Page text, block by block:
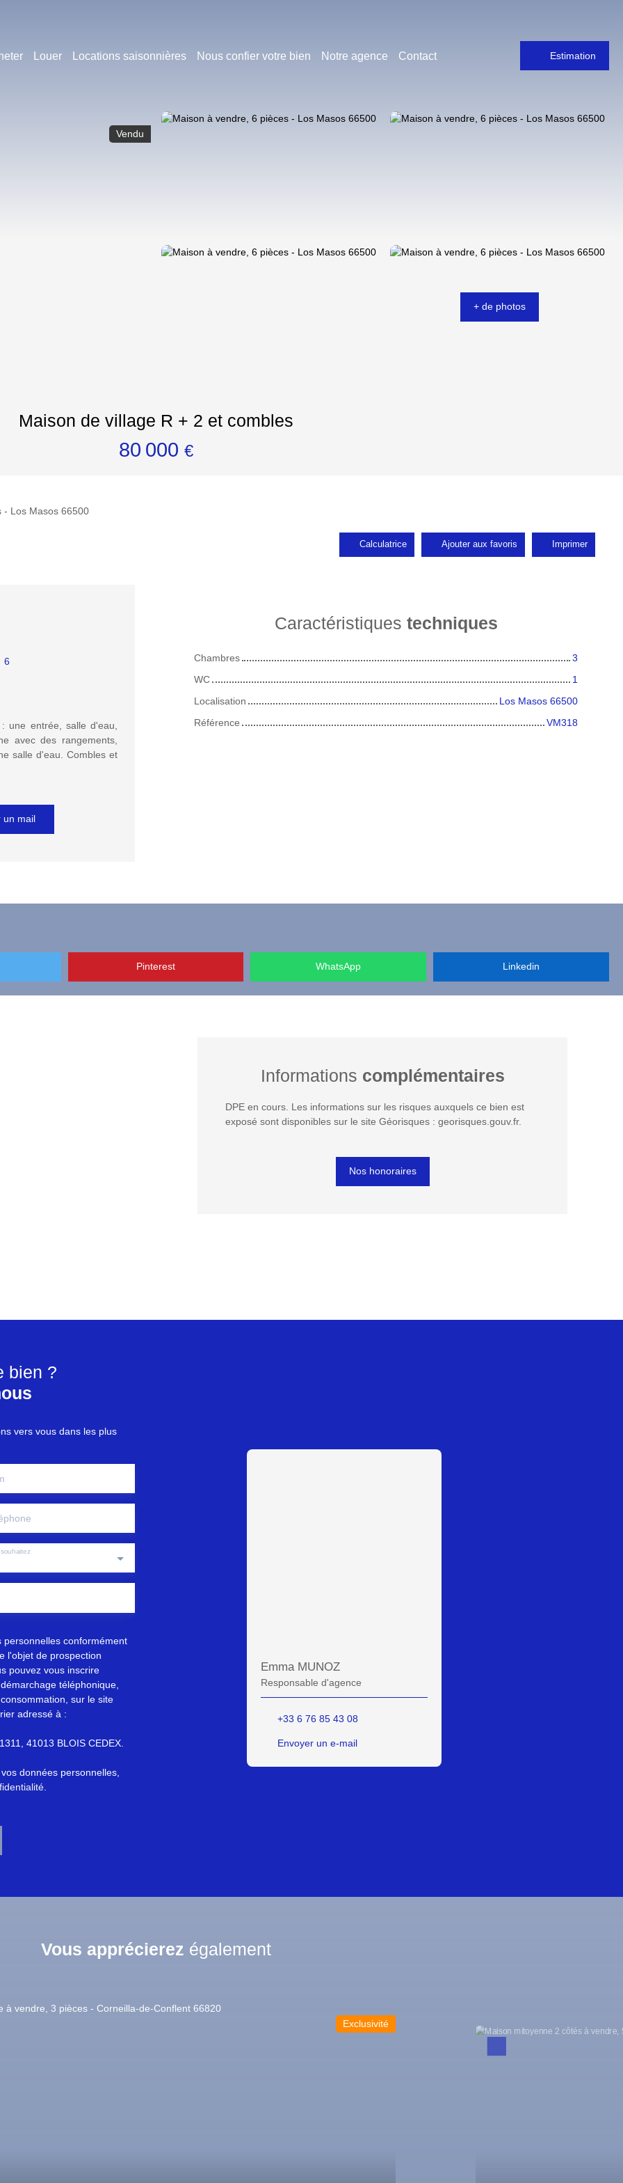
Louer Locations saisonnières Nous confier votre bien Notre agence Contact Estimation
Vendu
+ de photos
Maison de village R + 2 et combles
80 000 €
- Los Masos 66500
Calculatrice Ajouter aux favoris Imprimer
6
une entrée, salle d'eau,
avec des rangements,
salle d'eau. Combles et
un mail
Caractéristiques techniques
Chambres
3
WC
1
Localisation
Los Masos 66500
Référence
VM318
Pinterest WhatsApp Linkedin
Informations complémentaires
DPE en cours. Les informations sur les risques auxquels ce bien est
exposé sont disponibles sur le site Géorisques : georisques.gouv.fr.
Nos honoraires
bien ?
vers vous dans les plus
conformément
l'objet de prospection
pouvez vous inscrire
téléphonique,
sur le site
adressé à :
41013 BLOIS CEDEX.
données personnelles,
Emma MUNOZ
Responsable d'agence
+33 6 76 85 43 08
Envoyer un e-mail
Vous apprécierez également